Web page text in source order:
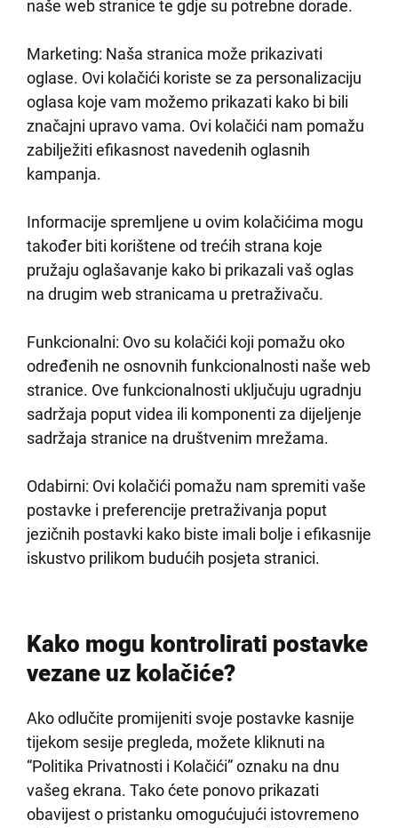
naše web stranice te gdje su potrebne dorade.
Marketing: Naša stranica može prikazivati
oglase. Ovi kolačići koriste se za personalizaciju
oglasa koje vam možemo prikazati kako bi bili
značajni upravo vama. Ovi kolačići nam pomažu
zabilježiti efikasnost navedenih oglasnih
kampanja.
Informacije spremljene u ovim kolačićima mogu
također biti korištene od trećih strana koje
pružaju oglašavanje kako bi prikazali vaš oglas
na drugim web stranicama u pretraživaču.
Funkcionalni: Ovo su kolačići koji pomažu oko
određenih ne osnovnih funkcionalnosti naše web
stranice. Ove funkcionalnosti uključuju ugradnju
sadržaja poput videa ili komponenti za dijeljenje
sadržaja stranice na društvenim mrežama.
Odabirni: Ovi kolačići pomažu nam spremiti vaše
postavke i preferencije pretraživanja poput
jezičnih postavki kako biste imali bolje i efikasnije
iskustvo prilikom budućih posjeta stranici.
Kako mogu kontrolirati postavke
vezane uz kolačiće?
Ako odlučite promijeniti svoje postavke kasnije
tijekom sesije pregleda, možete kliknuti na
“Politika Privatnosti i Kolačići” oznaku na dnu
vašeg ekrana. Tako ćete ponovo prikazati
obavijest o pristanku omogućujući istovremeno